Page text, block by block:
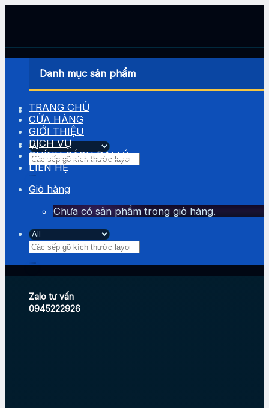
Tìm
kiếm:
Zalo tư vấn
0945222926
Danh mục sản phẩm
TRANG CHỦ
CỬA HÀNG
GIỚI THIỆU
DỊCH VỤ
CHÍNH SÁCH ĐẠI LÝ
LIÊN HỆ
Giỏ hàng
Chưa có sản phẩm trong giỏ hàng.
Tìm
kiếm: